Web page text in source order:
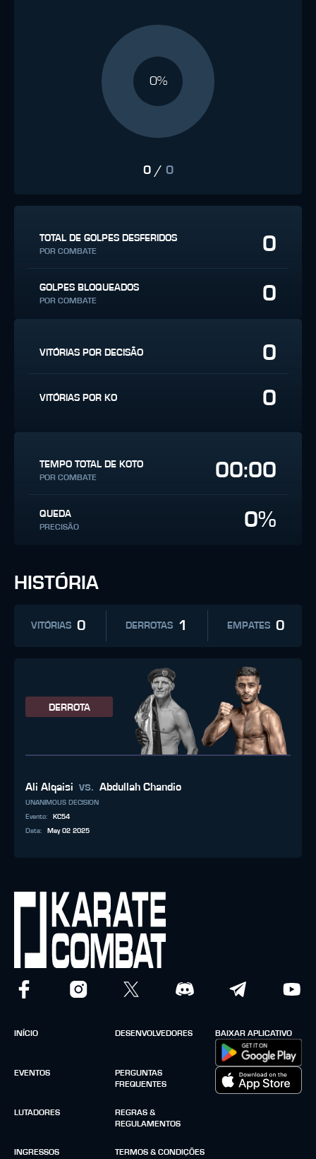
0%
0/ 0
TOTAL DE GOLPES DESFERIDOS
POR COMBATE 0
GOLPES BLOQUEADOS
POR COMBATE 0
VITÓRIAS POR DECISÃO 0
VITÓRIAS POR KO 0
TEMPO TOTAL DE KOTO
POR COMBATE 00:00
QUEDA
PRECISÃO 0%
HISTÓRIA
VITÓRIAS 0 DERROTAS 1 EMPATES 0
DERROTA
Ali Alqaisi vs. Abdullah Chandio
UNANIMOUS DECISION
Evento:
KC54
Data: May 02 2025
INÍCIO
EVENTOS
LUTADORES
INGRESSOS
DESENVOLVEDORES
PERGUNTAS
FREQUENTES
REGRAS &
REGULAMENTOS
TERMOS & CONDIÇÕES
BAIXAR APLICATIVO